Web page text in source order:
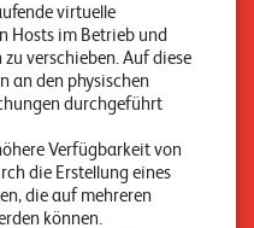
K
a
r
r
i
virtuelle
Hosts im Betrieb und
verschieben. Auf diese
an den physischen
durchgeführt
Verfügbarkeit von
die Erstellung eines
die auf mehreren
können.